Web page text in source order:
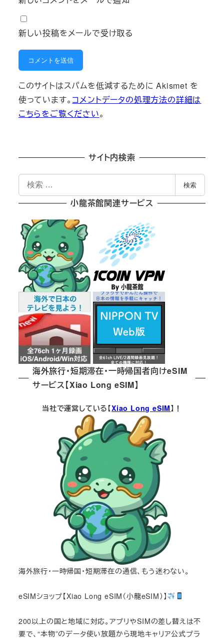
新しい投稿をメールで受け取る
このサイトはスパムを低減するために Akismet を
使っています。 コメントデータの処理方法の詳細は
こちらをご覧ください。
サイト内検索
索
検索
小龍茶館関連サービス
海外旅行・短期滞在・一時帰国者向けeSIM
サービス【Xiao Long eSIM】
当社で運営している【Xiao Long eSIM】！
海外旅行・一時帰国・短期滞在の通信、もう迷わない。
eSIMショップ【Xiao Long eSIM（小龍eSIM）】
200以上の国と地域に対応。アプリやSIMの差し替えは不
要で、“本物”のデータ使い放題から現地キャリア公式プラ